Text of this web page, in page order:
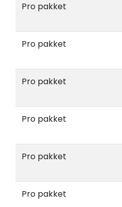
Pro pakket
Pro pakket
Pro pakket
Pro pakket
Pro pakket
Pro pakket